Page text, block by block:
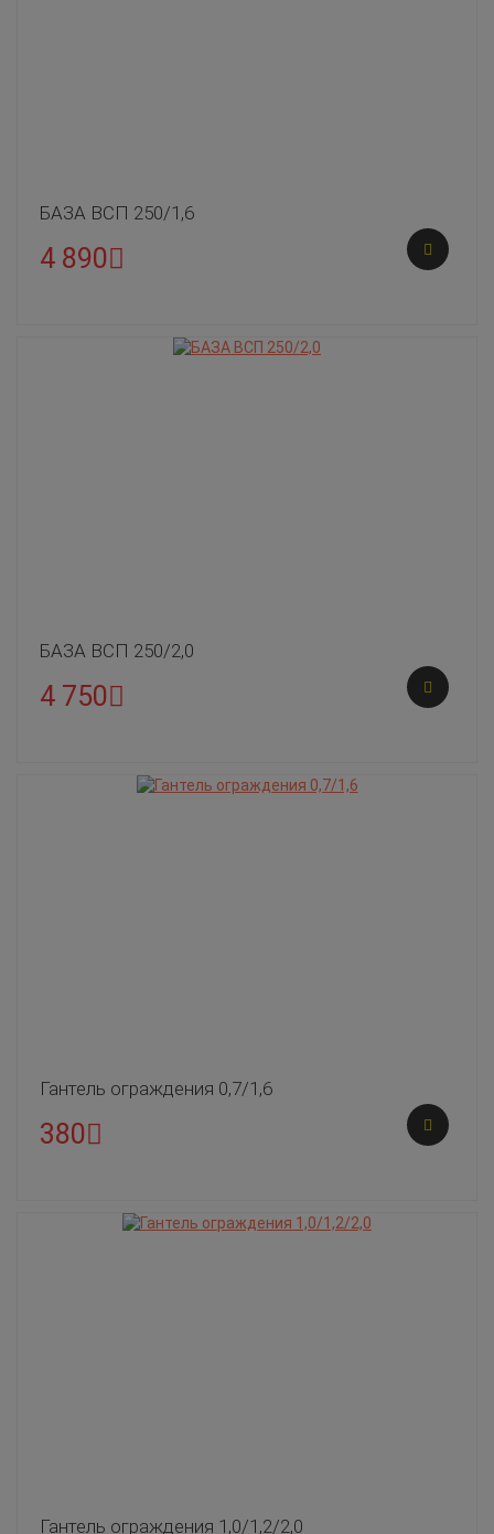
БАЗА ВСП 250/1,6
4 890
БАЗА ВСП 250/2,0
4 750
Гантель ограждения 0,7/1,6
380
Гантель ограждения 1,0/1,2/2,0